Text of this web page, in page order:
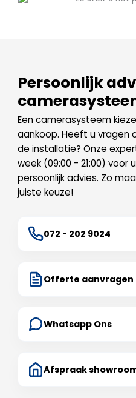
Persoonlijk
Een camerasysteem
aankoop. Heeft u vragen
de installatie? Onze
week (09:00 - 21:00) voor
persoonlijk advies. Zo
juiste keuze!
072 - 202 9024
Offerte aanvragen
Whatsapp Ons
Afspraak